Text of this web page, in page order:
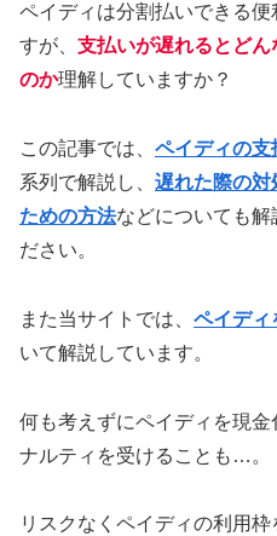
ペイディは分割払いできる
すが、 支払いが遅れるとど
のか理解していますか？
この記事では、 ペイディの支
系列で解説し、 遅れた際の対
ための方法などについても解
ださい。
また当サイトでは、 ペイディ
いて解説しています。
何も考えずにペイディを現
ナルティを受けることも…。
リスクなくペイディの利用